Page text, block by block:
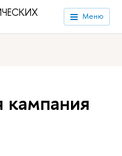
Меню
университет «Высшая
экономических наук